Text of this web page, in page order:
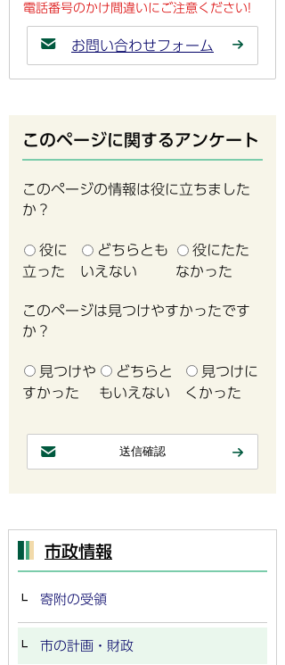
電話番号のかけ間違いにご注意ください!
お問い合わせフォーム
このページに関するアンケート
このページの情報は役に立ちました
か？
役に
立った
どちらとも
いえない
役にたた
なかった
このページは見つけやすかったです
か？
見つけや
すかった
どちらと
もいえない
見つけに
くかった
市政情報
寄附の受領
市の計画・財政